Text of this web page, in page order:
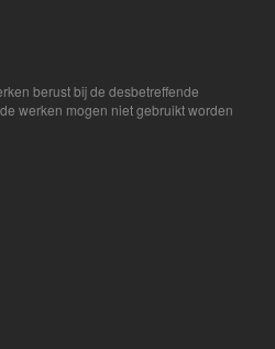
berust bij de desbetreffende
werken mogen niet gebruikt worden